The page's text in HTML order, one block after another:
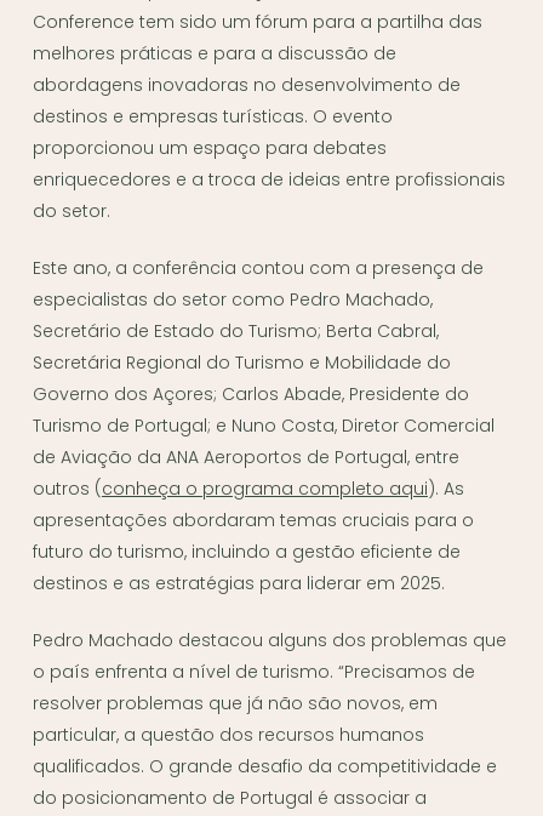
Conference tem sido um fórum para a partilha das
melhores práticas e para a discussão de
abordagens inovadoras no desenvolvimento de
destinos e empresas turísticas. O evento
proporcionou um espaço para debates
enriquecedores e a troca de ideias entre profissionais
do setor.
Este ano, a conferência contou com a presença de
especialistas do setor como Pedro Machado,
Secretário de Estado do Turismo; Berta Cabral,
Secretária Regional do Turismo e Mobilidade do
Governo dos Açores; Carlos Abade, Presidente do
Turismo de Portugal; e Nuno Costa, Diretor Comercial
de Aviação da ANA Aeroportos de Portugal, entre
outros (conheça o programa completo aqui). As
apresentações abordaram temas cruciais para o
futuro do turismo, incluindo a gestão eficiente de
destinos e as estratégias para liderar em 2025.
Pedro Machado destacou alguns dos problemas que
o país enfrenta a nível de turismo. “Precisamos de
resolver problemas que já não são novos, em
particular, a questão dos recursos humanos
qualificados. O grande desafio da competitividade e
do posicionamento de Portugal é associar a